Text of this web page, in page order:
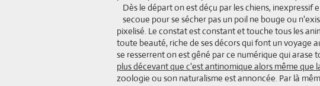
Dès le départ on est déçu par les chiens, inexpressif
secoue pour se sécher pas un poil ne bouge ou
pixelisé. Le constat est constant et touche tous les
toute beauté, riche de ses décors qui font un voyage
se resserrent on est gêné par ce numérique qui arase
plus décevant que c'est antinomique alors même que
zoologie ou son naturalisme est annoncée. Par là